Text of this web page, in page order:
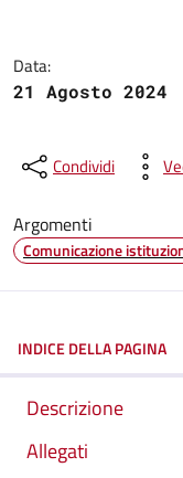
Data:
21 Agosto 2024
Condividi
Argomenti
Comunicazione
INDICE DELLA PAGINA
Descrizione
Allegati